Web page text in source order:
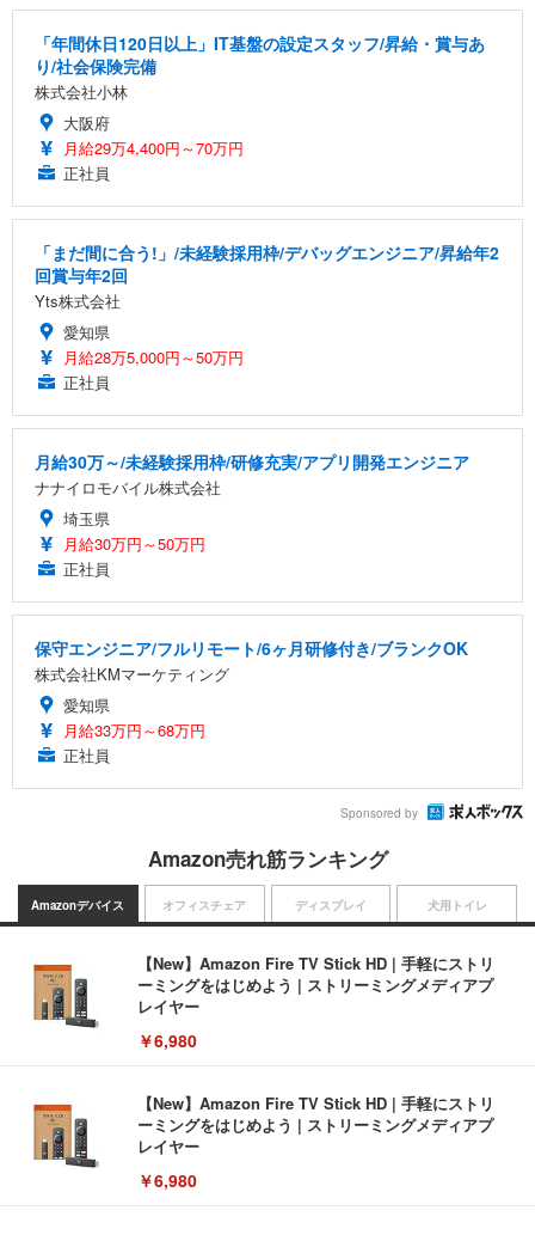
「年間休日120日以上」IT基盤の設定スタッフ/昇給・賞与あ
り/社会保険完備
株式会社小林
大阪府
月給29万4,400円～70万円
正社員
「まだ間に合う!」/未経験採用枠/デバッグエンジニア/昇給年2
回賞与年2回
Yts株式会社
愛知県
月給28万5,000円～50万円
正社員
月給30万～/未経験採用枠/研修充実/アプリ開発エンジニア
ナナイロモバイル株式会社
埼玉県
月給30万円～50万円
正社員
保守エンジニア/フルリモート/6ヶ月研修付き/ブランクOK
株式会社KMマーケティング
愛知県
月給33万円～68万円
正社員
Sponsored by
Amazon売れ筋ランキング
Amazonデバイス
【New】Amazon Fire TV Stick HD | 手軽にストリ
ーミングをはじめよう | ストリーミングメディアプ
レイヤー
￥6,980
【New】Amazon Fire TV Stick HD | 手軽にストリ
ーミングをはじめよう | ストリーミングメディアプ
レイヤー
￥6,980
オフィスチェア ディスプレイ 犬用トイレ